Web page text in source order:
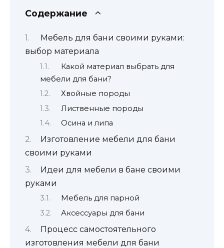
Содержание
Мебель для бани своими руками:
выбор материала
Какой материал выбрать для
мебели для бани?
Хвойные породы
Лиственные породы
Осина и липа
Изготовление мебели для бани
своими руками
Идеи для мебели в бане своими
руками
Мебель для парной
Аксессуары для бани
Процесс самостоятельного
изготовления мебели для бани